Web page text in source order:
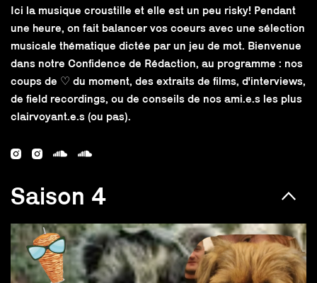
Ici la musique croustille et elle est un peu risky! Pendant
une heure, on fait balancer vos coeurs avec une sélection
musicale thématique dictée par un jeu de mot. Bienvenue
dans notre Confidence de Rédaction, au programme : nos
coups de ♡ du moment, des extraits de films, d'interviews,
de field recordings, ou de conseils de nos ami.e.s les plus
clairvoyant.e.s (ou pas).
Saison 4